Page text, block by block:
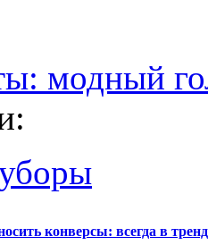
модный
конверсы: всегда в